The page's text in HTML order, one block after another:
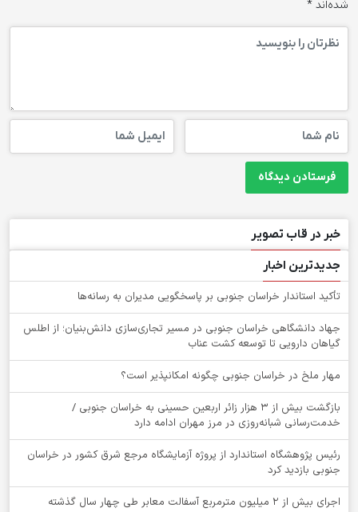
شده‌اند *
خبر در قاب تصویر
جدیدترین اخبار
تأکید استاندار خراسان جنوبی بر پاسخگویی مدیران به رسانه‌ها
جهاد دانشگاهی خراسان جنوبی در مسیر تجاری‌سازی دانش‌بنیان؛ از اطلس
گیاهان دارویی تا توسعه کشت عناب
‌مهار ملخ در خراسان جنوبی چگونه امکانپذیر است؟
بازگشت بیش از ۳ هزار زائر اربعین حسینی به خراسان جنوبی /
خدمت‌رسانی شبانه‌روزی در مرز مهران ادامه دارد
رئیس پژوهشگاه استاندارد از پروژه آزمایشگاه مرجع شرق کشور در خراسان
جنوبی بازدید کرد
اجرای بیش از ۲ میلیون مترمربع آسفالت معابر طی چهار سال گذشته